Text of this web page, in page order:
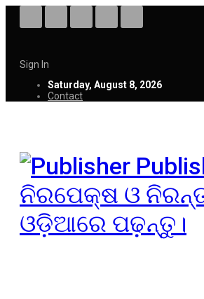
Sign In
Saturday, August 8, 2026
Contact
ନିରପେକ୍ଷ ଓ
ଓଡ଼ିଆରେ ପଢ଼ନ୍ତୁ।